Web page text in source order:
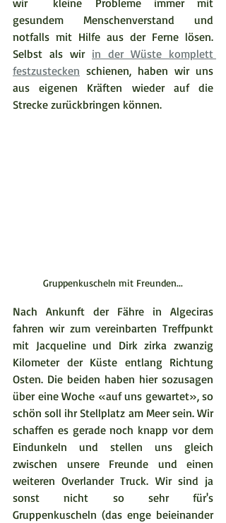
wir  kleine Probleme immer mit
gesundem Menschenverstand und
notfalls mit Hilfe aus der Ferne lösen.
Selbst als wir in der Wüste komplett
festzustecken schienen, haben wir uns
aus eigenen Kräften wieder auf die
Strecke zurückbringen können.
Gruppenkuscheln mit Freunden...
Nach Ankunft der Fähre in Algeciras
fahren wir zum vereinbarten Treffpunkt
mit Jacqueline und Dirk zirka zwanzig
Kilometer der Küste entlang Richtung
Osten. Die beiden haben hier sozusagen
über eine Woche «auf uns gewartet», so
schön soll ihr Stellplatz am Meer sein. Wir
schaffen es gerade noch knapp vor dem
Eindunkeln und stellen uns gleich
zwischen unsere Freunde und einen
weiteren Overlander Truck. Wir sind ja
sonst nicht so sehr für's
Gruppenkuscheln (das enge beieinander